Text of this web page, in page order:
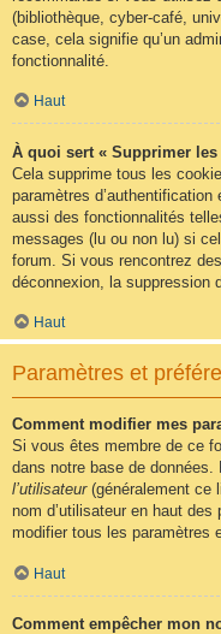
(bibliothèque, cyber-café,
case, cela signifie qu’un
fonctionnalité.
Haut
À quoi sert « Supprimer
Cela supprime tous les
paramètres
aussi des fonctionnalités
messages (lu ou non lu) si
forum. Si vous rencontrez
déconnexion, la suppression
Haut
Paramètres et
Comment modifier mes
Si vous êtes membre de ce
dans notre base de
l’utilisateur(généralement ce
nom d’utilisateur en haut
modifier tous les paramètres
Haut
Comment empêcher mon